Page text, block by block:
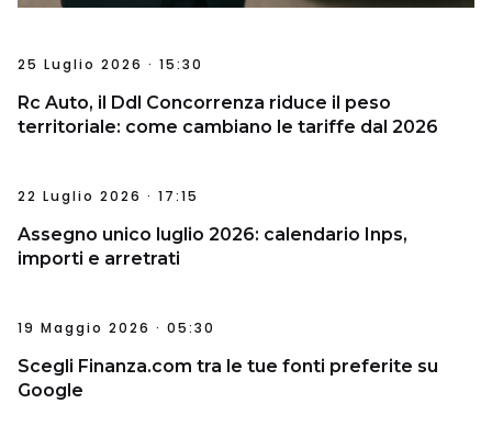
25 Luglio 2026 · 15:30
Rc Auto, il Ddl Concorrenza riduce il peso
territoriale: come cambiano le tariffe dal 2026
22 Luglio 2026 · 17:15
Assegno unico luglio 2026: calendario Inps,
importi e arretrati
19 Maggio 2026 · 05:30
Scegli Finanza.com tra le tue fonti preferite su
Google